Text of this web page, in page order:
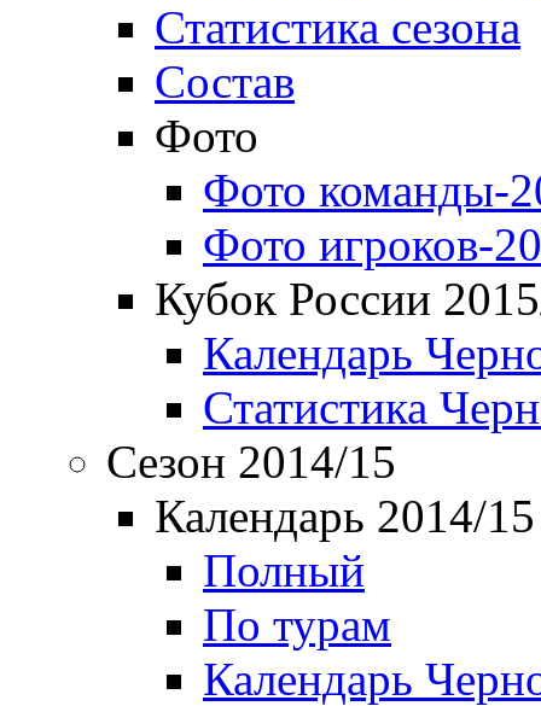
Статистика сезона
Состав
Фото
Фото команды-
Фото игроков-
Кубок России
Календарь
Статистика
Сезон 2014/15
Календарь 2014/15
Полный
По турам
Календарь